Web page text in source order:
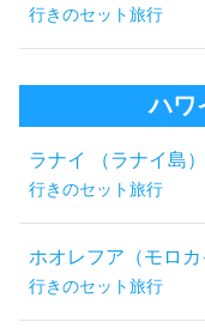
行きのセット旅行
ハワ
ラナイ （ラナイ島）
行きのセット旅行
ホオレフア（モロカ
行きのセット旅行